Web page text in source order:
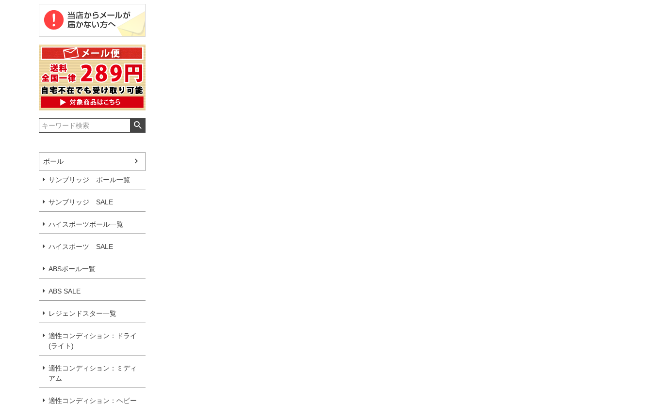
ボール
サンブリッジ ボール一覧
サンブリッジ SALE
ハイスポーツボール一覧
ハイスポーツ SALE
ABSボール一覧
ABS SALE
レジェンドスター一覧
適性コンディション：ドライ
(ライト)
適性コンディション：ミディ
アム
適性コンディション：ヘビー